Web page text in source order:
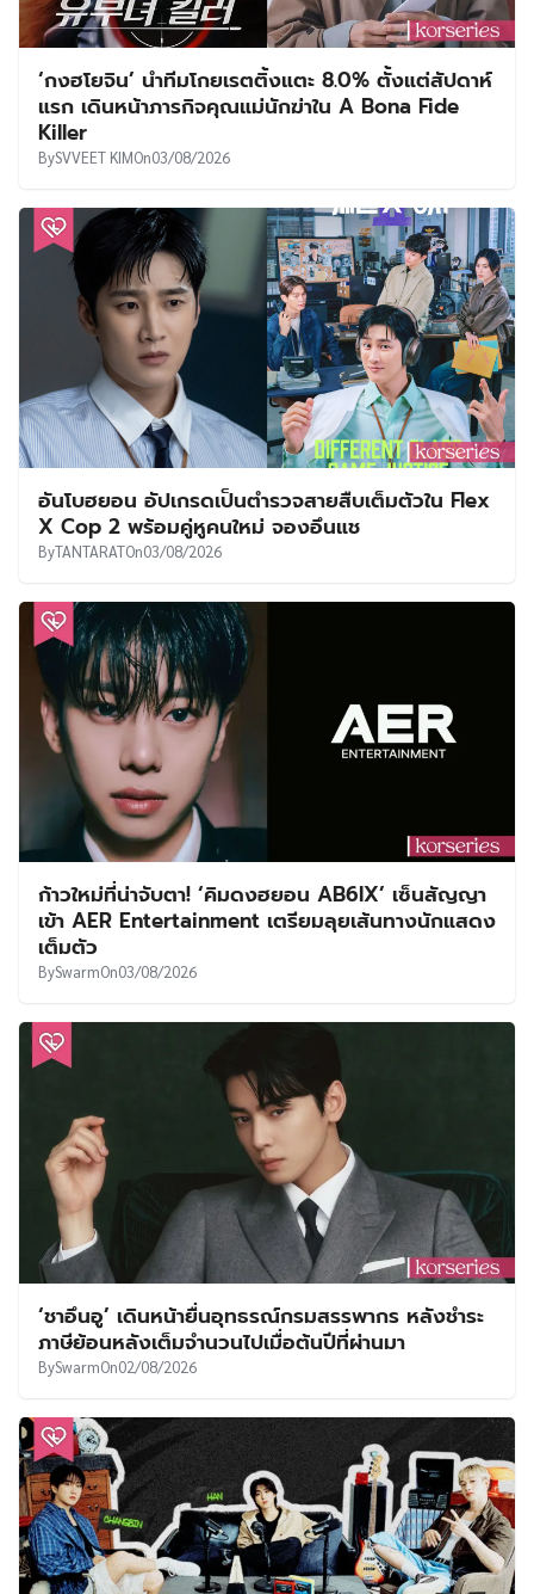
‘กงฮโยจิน’ นำทีมโกยเรตติ้งแตะ 8.0% ตั้งแต่สัปดาห์
แรก เดินหน้าภารกิจคุณแม่นักฆ่าใน A Bona Fide
Killer
BySVVEET KIMOn03/08/2026
อันโบฮยอน อัปเกรดเป็นตำรวจสายสืบเต็มตัวใน Flex
X Cop 2 พร้อมคู่หูคนใหม่ จองอึนแช
ByTANTARATOn03/08/2026
ก้าวใหม่ที่น่าจับตา! ‘คิมดงฮยอน AB6IX’ เซ็นสัญญา
เข้า AER Entertainment เตรียมลุยเส้นทางนักแสดง
เต็มตัว
BySwarmOn03/08/2026
‘ชาอึนอู’ เดินหน้ายื่นอุทธรณ์กรมสรรพากร หลังชำระ
ภาษีย้อนหลังเต็มจำนวนไปเมื่อต้นปีที่ผ่านมา
BySwarmOn02/08/2026